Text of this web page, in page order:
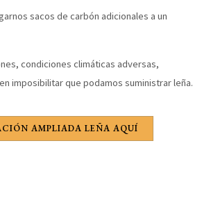
sacos de carbón adicionales a un
condiciones climáticas adversas,
imposibilitar que podamos suministrar leña.
AMPLIADA LEÑA AQUÍ